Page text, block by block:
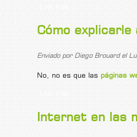
Cómo
Enviado por Diego Brouardel
No, no es que las páginas
Internet en las